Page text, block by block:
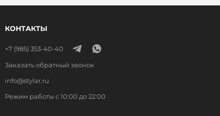
КОНТАКТЫ
+7 (985) 353-40-40
Заказать обратный звонок
info@stylar.ru
Режим работы с 10:00 до 22:00